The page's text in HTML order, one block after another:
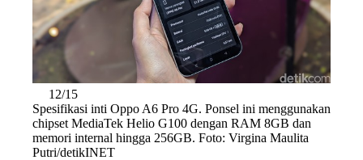
12/15
Spesifikasi inti Oppo A6 Pro 4G. Ponsel ini menggunakan
chipset MediaTek Helio G100 dengan RAM 8GB dan
memori internal hingga 256GB. Foto: Virgina Maulita
Putri/detikINET